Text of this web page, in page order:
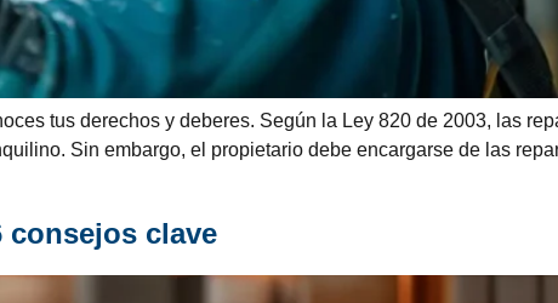
tus derechos y deberes. Según la Ley 820 de 2003, las
Sin embargo, el propietario debe encargarse de las
consejos clave